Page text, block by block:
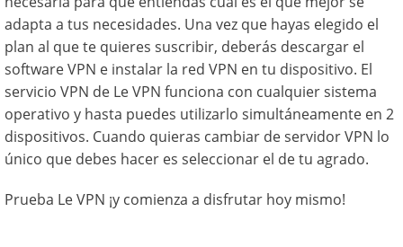
adapta a tus necesidades. Una vez que hayas elegido el
plan al que te quieres suscribir, deberás descargar el
software VPN e instalar la red VPN en tu dispositivo. El
servicio VPN de Le VPN funciona con cualquier sistema
operativo y hasta puedes utilizarlo simultáneamente en 2
dispositivos. Cuando quieras cambiar de servidor VPN lo
único que debes hacer es seleccionar el de tu agrado.
Prueba Le VPN ¡y comienza a disfrutar hoy mismo!